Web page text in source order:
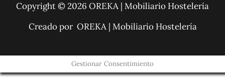
Copyright © 2026 OREKA | Mobiliario Hostelería
Creado por OREKA | Mobiliario Hostelería
Gestionar Consentimiento